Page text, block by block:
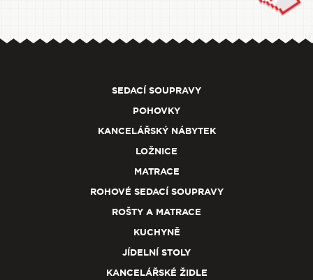
SEDACÍ SOUPRAVY
POHOVKY
KANCELÁŘSKÝ NÁBYTEK
LOŽNICE
MATRACE
ROHOVÉ SEDACÍ SOUPRAVY
ROŠTY A MATRACE
KUCHYNĚ
JÍDELNÍ STOLY
KANCELÁŘSKÉ ŽIDLE